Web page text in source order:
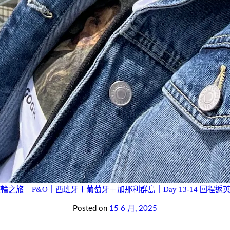
之旅 – P&O｜西班牙＋葡萄牙＋加那利群島｜Day 13-14 回程返
Posted on 15 6 月, 2025